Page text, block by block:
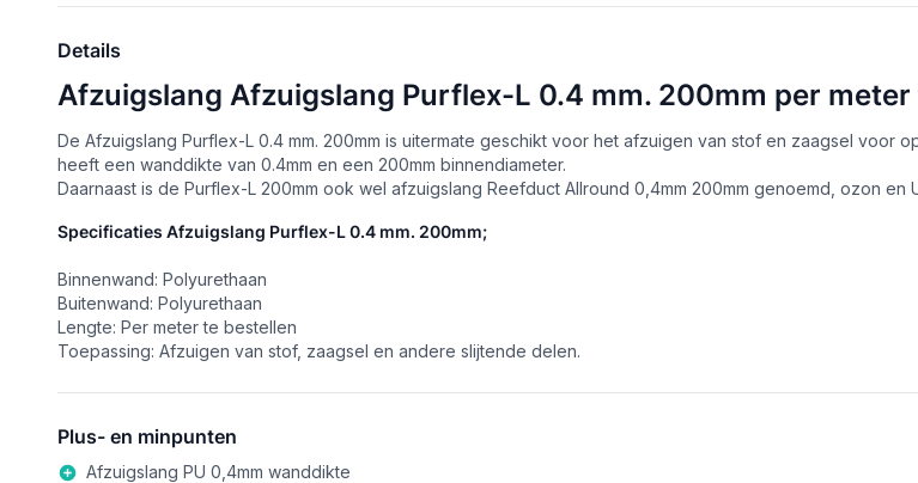
Details
Afzuigslang Afzuigslang Purflex-L 0.4 mm. 200mm per meter
De Afzuigslang Purflex-L 0.4 mm. 200mm is uitermate geschikt voor het afzuigen van stof en zaagsel voor
heeft een wanddikte van 0.4mm en een 200mm binnendiameter.
Daarnaast is de Purflex-L 200mm ook wel afzuigslang Reefduct Allround 0,4mm 200mm genoemd, ozon en
Specificaties Afzuigslang Purflex-L 0.4 mm. 200mm;
Binnenwand: Polyurethaan
Buitenwand: Polyurethaan
Lengte: Per meter te bestellen
Toepassing: Afzuigen van stof, zaagsel en andere slijtende delen.
Plus- en minpunten
Afzuigslang PU 0,4mm wanddikte